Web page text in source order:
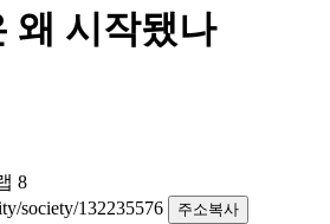
왜 시작됐나
8
society/132235576
주소복사